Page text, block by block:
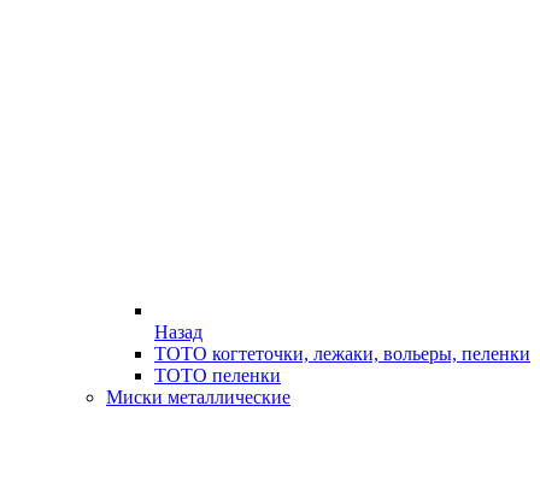
Назад
ТОТО когтеточки, лежаки, вольеры, пеленки
ТОТО пеленки
Миски металлические